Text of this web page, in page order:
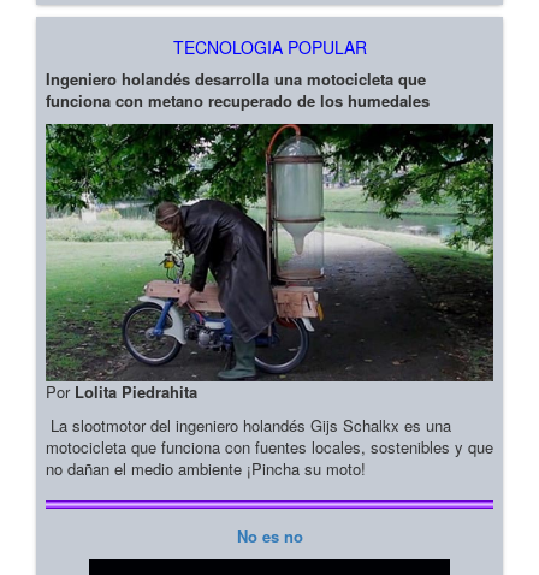
TECNOLOGIA POPULAR
Ingeniero holandés desarrolla una motocicleta que
funciona con metano recuperado de los humedales
Por Lolita Piedrahita
La slootmotor del ingeniero holandés Gijs Schalkx es una
motocicleta que funciona con fuentes locales, sostenibles y que
no dañan el medio ambiente ¡Pincha su moto!
No es no